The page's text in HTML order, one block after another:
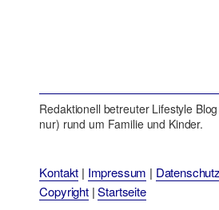
Redaktionell betreuter Lifestyle
nur) rund um Familie und Kinder.
Kontakt | Impressum | Datenschutz
Copyright|Startseite